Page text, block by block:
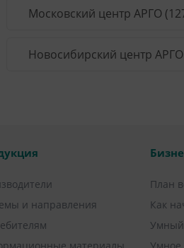
Московский центр АРГО
Новосибирский центр
и направления
План
Как
Умный